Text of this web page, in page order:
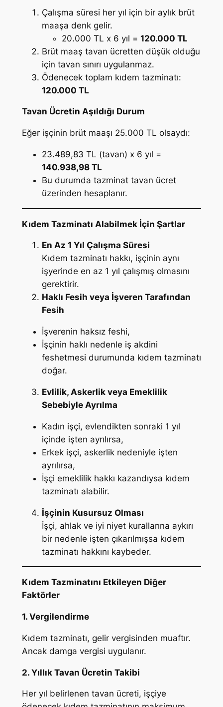
Çalışma süresi her yıl için bir aylık brüt
maaşa denk gelir.
20.000 TL x 6 yıl = 120.000 TL
Brüt maaş tavan ücretten düşük olduğu
için tavan sınırı uygulanmaz.
Ödenecek toplam kıdem tazminatı:
120.000 TL
Tavan Ücretin Aşıldığı Durum
Eğer işçinin brüt maaşı 25.000 TL olsaydı:
23.489,83 TL (tavan) x 6 yıl =
140.938,98 TL
Bu durumda tazminat tavan ücret
üzerinden hesaplanır.
Kıdem Tazminatı Alabilmek İçin Şartlar
En Az 1 Yıl Çalışma Süresi
Kıdem tazminatı hakkı, işçinin aynı
işyerinde en az 1 yıl çalışmış olmasını
gerektirir.
Haklı Fesih veya İşveren Tarafından
Fesih
İşverenin haksız feshi,
İşçinin haklı nedenle iş akdini
feshetmesi durumunda kıdem tazminatı
doğar.
Evlilik, Askerlik veya Emeklilik
Sebebiyle Ayrılma
Kadın işçi, evlendikten sonraki 1 yıl
içinde işten ayrılırsa,
Erkek işçi, askerlik nedeniyle işten
ayrılırsa,
İşçi emeklilik hakkı kazandıysa kıdem
tazminatı alabilir.
İşçinin Kusursuz Olması
İşçi, ahlak ve iyi niyet kurallarına aykırı
bir nedenle işten çıkarılmışsa kıdem
tazminatı hakkını kaybeder.
Kıdem Tazminatını Etkileyen Diğer
Faktörler
1. Vergilendirme
Kıdem tazminatı, gelir vergisinden muaftır.
Ancak damga vergisi uygulanır.
2. Yıllık Tavan Ücretin Takibi
Her yıl belirlenen tavan ücreti, işçiye